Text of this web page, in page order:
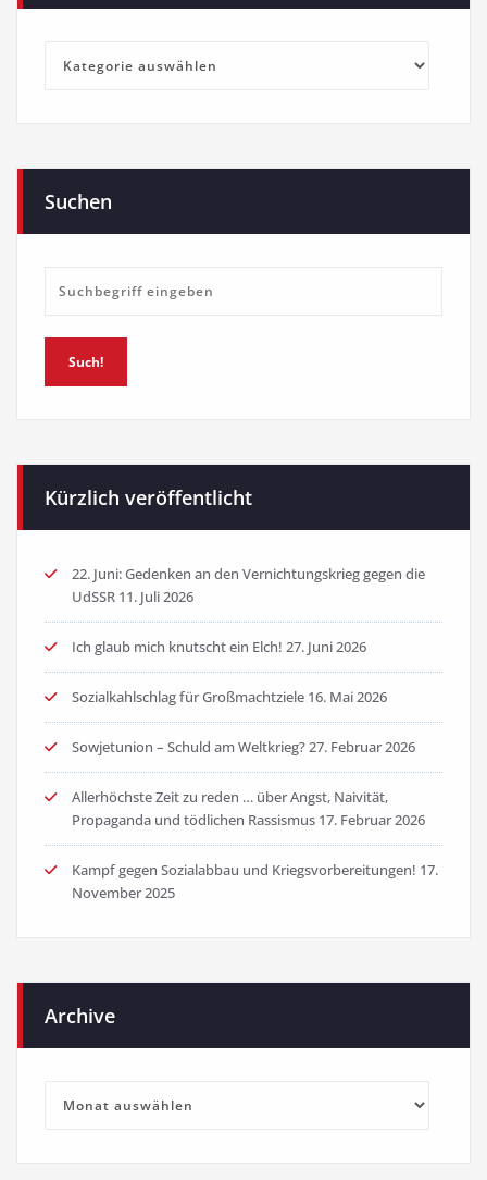
Kategorien
Suchen
Such!
Kürzlich veröffentlicht
22. Juni: Gedenken an den Vernichtungskrieg gegen die
UdSSR 11. Juli 2026
Ich glaub mich knutscht ein Elch! 27. Juni 2026
Sozialkahlschlag für Großmachtziele 16. Mai 2026
Sowjetunion – Schuld am Weltkrieg?27. Februar 2026
Allerhöchste Zeit zu reden … über Angst, Naivität,
Propaganda und tödlichen Rassismus 17. Februar 2026
Kampf gegen Sozialabbau und Kriegsvorbereitungen! 17.
November 2025
Archive